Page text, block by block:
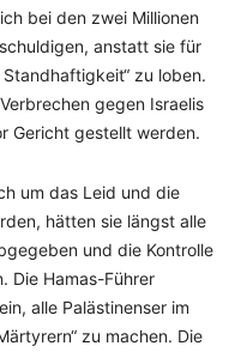
bei den zwei Millionen
anstatt sie für
zu loben.
gegen Israelis
Gericht gestellt werden.
um das Leid und die
hätten sie längst alle
und die Kontrolle
Die Hamas-Führer
alle Palästinenser im
zu machen. Die